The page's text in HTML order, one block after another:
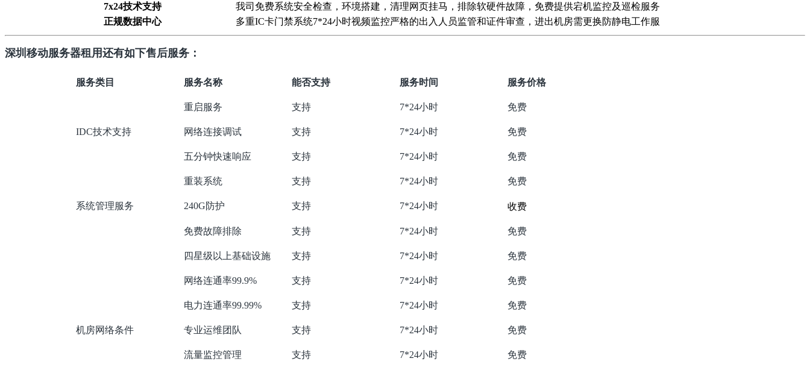
7x24技术支持
我司免费系统安全检查，环境搭建，清理网页挂马，排除软硬件故障，免费提供宕机监控及巡检服务
正规数据中心
多重IC卡门禁系统7*24小时视频监控严格的出入人员监管和证件审查，进出机房需更换防静电工作服
深圳移动服务器租用还有如下售后服务：
服务类目 服务名称 能否支持 服务时间 服务价格
IDC技术支持
重启服务 支持 7*24小时 免费
网络连接调试 支持 7*24小时 免费
五分钟快速响应 支持 7*24小时 免费
系统管理服务
重装系统 支持 7*24小时 免费
240G防护 支持 7*24小时 收费
免费故障排除 支持 7*24小时 免费
机房网络条件
四星级以上基础设施 支持 7*24小时 免费
网络连通率99.9% 支持 7*24小时 免费
电力连通率99.99% 支持 7*24小时 免费
专业运维团队 支持 7*24小时 免费
流量监控管理 支持 7*24小时 免费